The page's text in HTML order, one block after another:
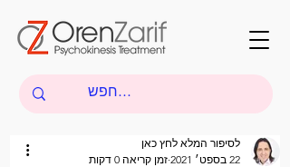
לסיפור המלא לחץ כאן
22 בספט׳ 2021
זמן קריאה 0 דקות